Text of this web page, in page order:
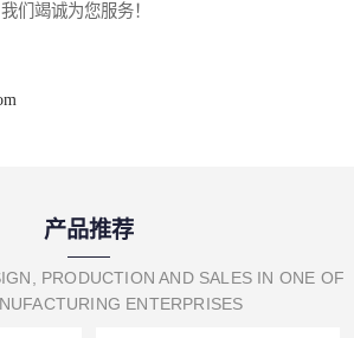
们竭诚为您服务！
产品推荐
PRODUCTION AND SALES IN ONE OF
ENTERPRISES